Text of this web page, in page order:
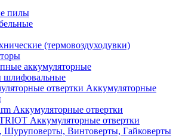
пилы
(термовоздуходувки)
аккумуляторные
Аккумуляторные
Аккумуляторные отвертки
Аккумуляторные отвертки